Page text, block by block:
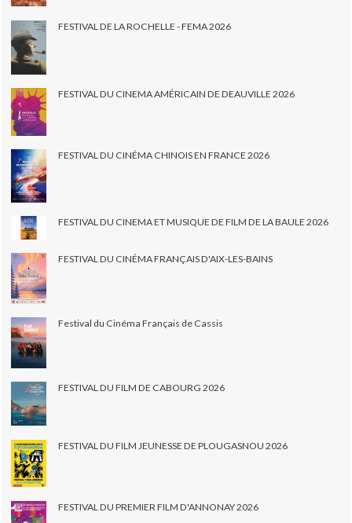
FESTIVAL DE LA ROCHELLE - FEMA 2026
FESTIVAL DU CINEMA AMÉRICAIN DE DEAUVILLE 2026
FESTIVAL DU CINÉMA CHINOIS EN FRANCE 2026
FESTIVAL DU CINEMA ET MUSIQUE DE FILM DE LA BAULE 2026
FESTIVAL DU CINÉMA FRANÇAIS D'AIX-LES-BAINS
Festival du Cinéma Français de Cassis
FESTIVAL DU FILM DE CABOURG 2026
FESTIVAL DU FILM JEUNESSE DE PLOUGASNOU 2026
FESTIVAL DU PREMIER FILM D'ANNONAY 2026